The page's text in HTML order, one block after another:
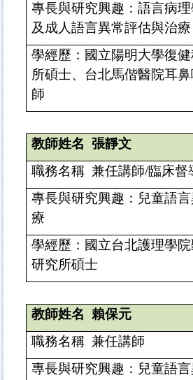
專長與研究興趣：語言病
及成人語言異常評估與治療
學經歷：國立陽明大學復
所碩士、台北馬偕醫院耳
師
教師姓名 張靜文
職務名稱 兼任講師/臨床督
專長與研究興趣：兒童語
療
學經歷：國立台北護理學
研究所碩士
教師姓名
賴保元
職務名稱 兼任講師
專長與研究興趣：兒童語